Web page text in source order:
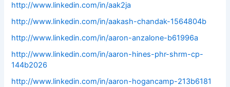
http://www.linkedin.com/in/aak2ja
http://www.linkedin.com/in/aakash-chandak-1564804b
http://www.linkedin.com/in/aaron-anzalone-b61996a
http://www.linkedin.com/in/aaron-hines-phr-shrm-cp-
144b2026
http://www.linkedin.com/in/aaron-hogancamp-213b6181